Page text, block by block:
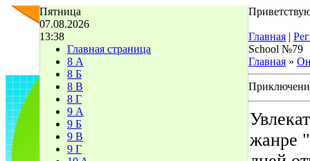
Пятница
07.08.2026
13:38
Главная страница
8 А
8 Б
8 В
8 Г
9 А
9 Б
9 В
9 Г
Главная |
School №79
Главная »
жанре